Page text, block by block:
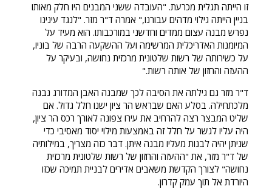
זו הייתה תגלית מכרעת. "העובדה ששני המבנים היו חלק מאותו
בניין הייתה גילוי מדהים עבורנו," אמרה ד"ר מזר. "לנגד עינינו
נפרש מבנה עצום ממדים וחדשני במורכבותו. הוא מעיד על
המיומנות האדריכלית המרשימה ועל ההשקעה הרבה של בוניו,
על כשירותה של רשות שלטונית מרכזית נחושה, ובעיקר על
ההעזה והחזון של אותה רשות."
ד"ר מזר גם גילתה את הסיבה לכך שמבנה האבן המדורג נבנה
מלכתחילה. בסלע האם שבראש הר ציון ישנו חלל גדול. אם
שליט המבצר רצה להרחיב את עירו צפונה לאורך רכס הר ציון,
היה עליו לגשר על חלל זה באמצעות מילוי יסוד מאסיבי כדי
שניתן יהיה לבנות מעליו מבנה איתן. דבר כזה מצריך, במילותיה
של ד"ר מזר, את "ההעזה והחזון של רשות שלטונית מרכזית
נחושה" לצורך הקדשת משאבים אדירים לבניית תמיכה שכזו
היורדת אל תוך עמק קדרון.